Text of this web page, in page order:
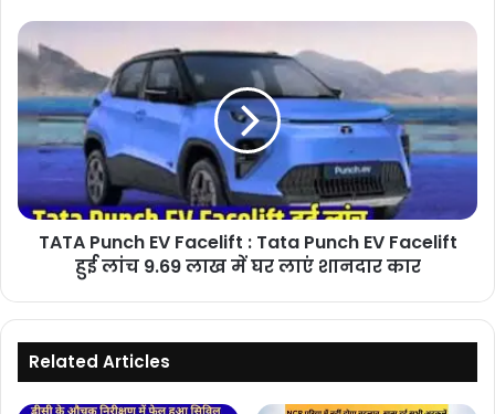
के
साथ
रोमांचक
गतिविधियां
TATA
Punch
Facelift
:
Tata
EV
Facelift
घर
लाएं
शानदार
TATA Punch EV Facelift : Tata Punch EV Facelift
हुई लांच 9.69 लाख में घर लाएं शानदार कार
Related Articles